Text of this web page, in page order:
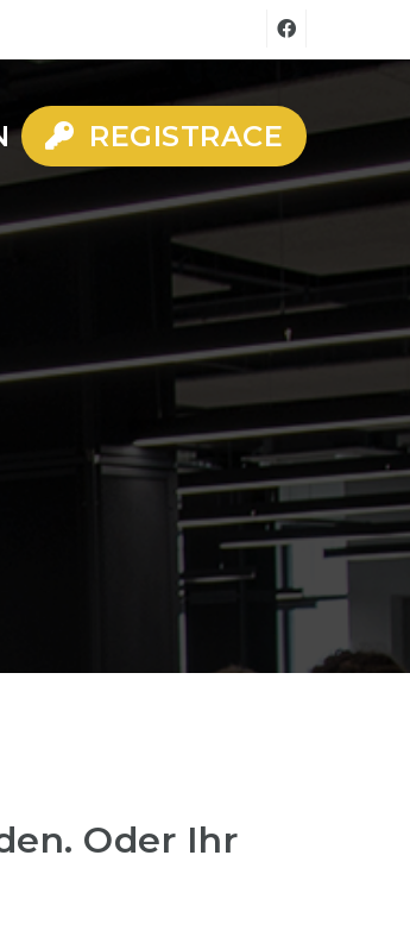
REGISTRACE
Oder Ihr